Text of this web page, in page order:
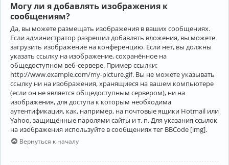
Могу ли я добавлять изображения к
сообщениям?
Да, вы можете размещать изображения в ваших сообщениях.
Если администратор разрешил добавлять вложения, вы можете
загрузить изображение на конференцию. Если нет, вы должны
указать ссылку на изображение, сохранённое на
общедоступном веб-сервере. Пример ссылки:
http://www.example.com/my-picture.gif. Вы не можете указывать
ссылку ни на изображения, хранящиеся на вашем компьютере
(если он не является общедоступным сервером), ни на
изображения, для доступа к которым необходима
аутентификация, как, например, на почтовые ящики Hotmail или
Yahoo, защищённые паролями сайты и т. п. Для указания ссылок
на изображения используйте в сообщениях тег BBCode [img].
Вернуться к началу